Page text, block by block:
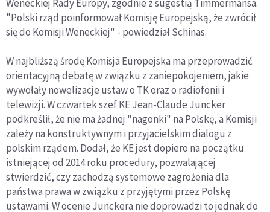
Weneckiej Rady Europy, zgodnie z sugestią Timmermansa.
"Polski rząd poinformował Komisję Europejską, że zwrócił
się do Komisji Weneckiej" - powiedział Schinas.
W najbliższą środę Komisja Europejska ma przeprowadzić
orientacyjną debatę w związku z zaniepokojeniem, jakie
wywołały nowelizacje ustaw o TK oraz o radiofonii i
telewizji. W czwartek szef KE Jean-Claude Juncker
podkreślił, że nie ma żadnej "nagonki" na Polskę, a Komisji
zależy na konstruktywnym i przyjacielskim dialogu z
polskim rządem. Dodał, że KE jest dopiero na początku
istniejącej od 2014 roku procedury, pozwalającej
stwierdzić, czy zachodzą systemowe zagrożenia dla
państwa prawa w związku z przyjętymi przez Polskę
ustawami. W ocenie Junckera nie doprowadzi to jednak do